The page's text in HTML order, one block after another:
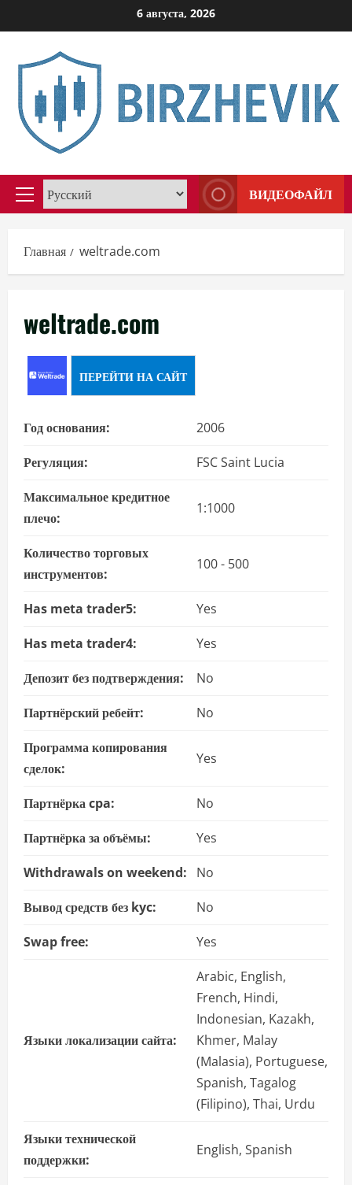
к
содержимому
6 августа, 2026
Основное
ВИДЕОФАЙЛ
Главная weltrade.com
weltrade.com
ПЕРЕЙТИ НА САЙТ
Год основания:
2006
Регуляция:
FSC Saint Lucia
Максимальное кредитное
плечо:
1:1000
Количество торговых
инструментов:
100 - 500
Has meta trader5:
Yes
Has meta trader4:
Yes
Депозит без подтверждения:
No
Партнёрский ребейт:
No
Программа копирования
сделок:
Yes
Партнёрка cpa:
No
Партнёрка за объёмы:
Yes
Withdrawals on weekend:
No
Вывод средств без kyc:
No
Swap free:
Yes
Языки локализации сайта:
Arabic, English,
French, Hindi,
Indonesian, Kazakh,
Khmer, Malay
(Malasia), Portuguese,
Spanish, Tagalog
(Filipino), Thai, Urdu
Языки технической
поддержки:
English, Spanish